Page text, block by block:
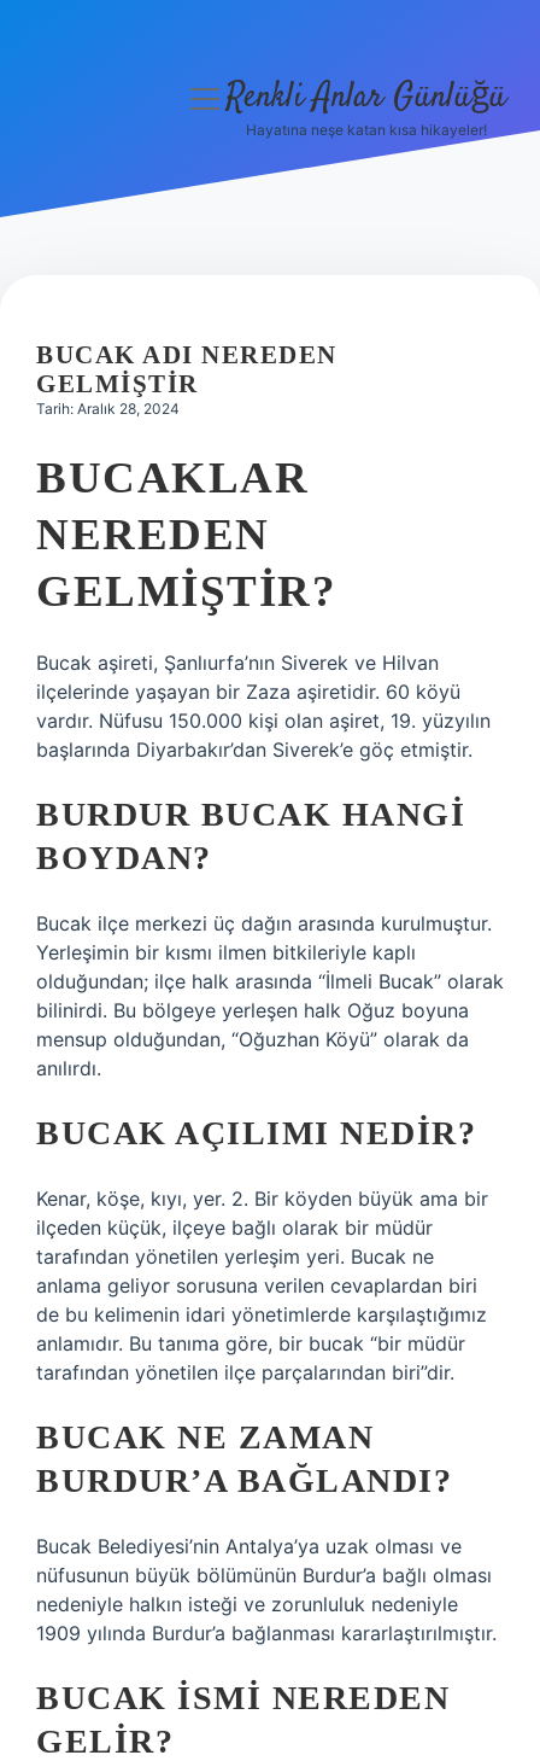
Hakkımızda
menüyüRenkli Anlar Günlüğü
Hayatına neşe katan kısa hikayeler!
BUCAK ADI NEREDEN
GELMIŞTIR
Tarih: Aralık 28, 2024
BUCAKLAR
NEREDEN
GELMIŞTIR?
Bucak aşireti, Şanlıurfa’nın Siverek ve Hilvan
ilçelerinde yaşayan bir Zaza aşiretidir. 60 köyü
vardır. Nüfusu 150.000 kişi olan aşiret, 19. yüzyılın
başlarında Diyarbakır’dan Siverek’e göç etmiştir.
BURDUR BUCAK HANGI
BOYDAN?
Bucak ilçe merkezi üç dağın arasında kurulmuştur.
Yerleşimin bir kısmı ilmen bitkileriyle kaplı
olduğundan; ilçe halk arasında “İlmeli Bucak” olarak
bilinirdi. Bu bölgeye yerleşen halk Oğuz boyuna
mensup olduğundan, “Oğuzhan Köyü” olarak da
anılırdı.
BUCAK AÇILIMI NEDIR?
Kenar, köşe, kıyı, yer. 2. Bir köyden büyük ama bir
ilçeden küçük, ilçeye bağlı olarak bir müdür
tarafından yönetilen yerleşim yeri. Bucak ne
anlama geliyor sorusuna verilen cevaplardan biri
de bu kelimenin idari yönetimlerde karşılaştığımız
anlamıdır. Bu tanıma göre, bir bucak “bir müdür
tarafından yönetilen ilçe parçalarından biri”dir.
BUCAK NE ZAMAN
BURDUR’A BAĞLANDI?
Bucak Belediyesi’nin Antalya’ya uzak olması ve
nüfusunun büyük bölümünün Burdur’a bağlı olması
nedeniyle halkın isteği ve zorunluluk nedeniyle
1909 yılında Burdur’a bağlanması kararlaştırılmıştır.
BUCAK ISMI NEREDEN
GELIR?